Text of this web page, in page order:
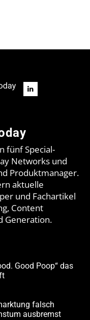
fünf Special-
Networks und
Produktmanager.
aktuelle
und Fachartikel
Content
Generation.
Good Poop“ das
falsch
ausbremst